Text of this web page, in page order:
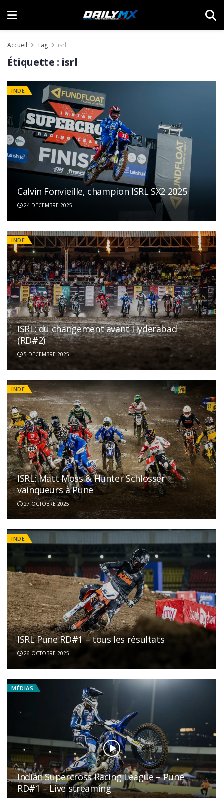
Accueil Tag isrl
Étiquette : isrl
INDE
Calvin Fonvieille, champion ISRL SX2 2025
24 DÉCEMBRE 2025
INDE
ISRL: du changement avant Hyderabad
(RD#2)
5 DÉCEMBRE 2025
INDE
ISRL: Matt Moss & Hunter Schlosser
vainqueurs à Pune
27 OCTOBRE 2025
INDE
ISRL Pune RD#1 – tous les résultats
26 OCTOBRE 2025
MÉDIAS
Indian Supercross Racing League – Pune
RD#1 – Live streaming